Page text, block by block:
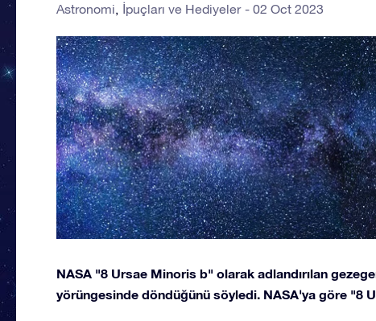
Astronomi İpuçları ve Hediyeler 02 Oct 2023
NASA "8 Ursae Minoris b" olarak adlandırılan
yörüngesinde döndüğünü söyledi. NASA'ya göre "8